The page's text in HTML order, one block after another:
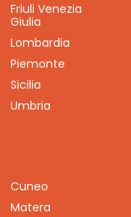
Friuli Venezia
Giulia
Lombardia
Piemonte
Sicilia
Umbria
Cuneo
Matera